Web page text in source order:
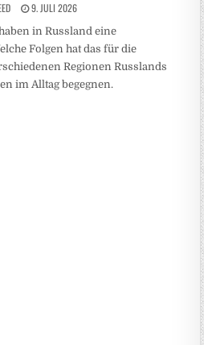
9. JULI 2026
in Russland eine
Folgen hat das für die
Regionen Russlands
im Alltag begegnen.